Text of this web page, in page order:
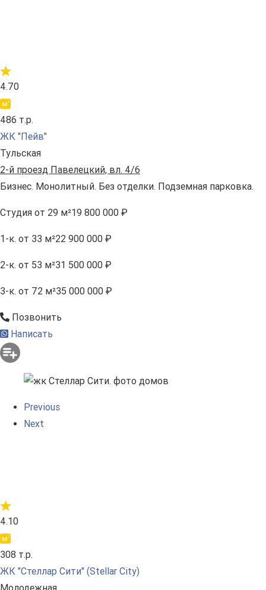
4.70
486 т.р.
ЖК "Пейв"
Тульская
2-й проезд Павелецкий, вл. 4/6
Бизнес. Монолитный. Без отделки. Подземная парковка.
Студия от 29 м²19 800 000 ₽
1-к. от 33 м²22 900 000 ₽
2-к. от 53 м²31 500 000 ₽
3-к. от 72 м²35 000 000 ₽
Позвонить
Написать
Previous
Next
4.10
308 т.р.
ЖК "Стеллар Сити" (Stellar City)